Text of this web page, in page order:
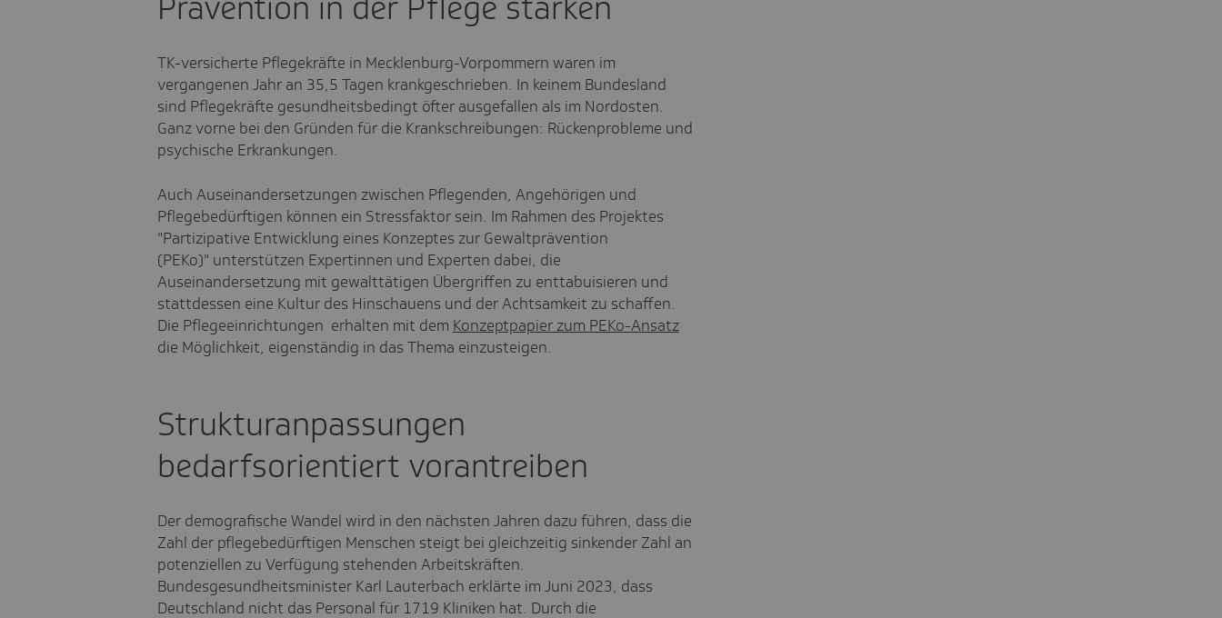
TK-versicherte Pflegekräfte in Mecklenburg-Vorpommern waren im
vergangenen Jahr an 35,5 Tagen krankgeschrieben. In keinem Bundesland
sind Pflegekräfte gesundheitsbedingt öfter ausgefallen als im Nordosten.
Ganz vorne bei den Gründen für die Krankschreibungen: Rückenprobleme und
psychische Erkrankungen.
Auch Auseinandersetzungen zwischen Pflegenden, Angehörigen und
Pflegebedürftigen können ein Stressfaktor sein. Im Rahmen des Projektes
"Partizipative Entwicklung eines Konzeptes zur Gewaltprävention
(PEKo)" unterstützen Expertinnen und Experten dabei, die
Auseinandersetzung mit gewalttätigen Übergriffen zu enttabuisieren und
stattdessen eine Kultur des Hinschauens und der Achtsamkeit zu schaffen.
Die Pflegeeinrichtungen erhalten mit dem Konzeptpapier zum PEKo-Ansatz
die Möglichkeit, eigenständig in das Thema einzusteigen.
Strukturanpassungen
bedarfsorientiert vorantreiben
Der demografische Wandel wird in den nächsten Jahren dazu führen, dass die
Zahl der pflegebedürftigen Menschen steigt bei gleichzeitig sinkender Zahl an
potenziellen zu Verfügung stehenden Arbeitskräften.
Bundesgesundheitsminister Karl Lauterbach erklärte im Juni 2023, dass
Deutschland nicht das Personal für 1719 Kliniken hat. Durch die